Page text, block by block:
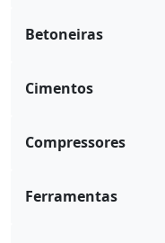
Betoneiras
Cimentos
Compressores
Ferramentas